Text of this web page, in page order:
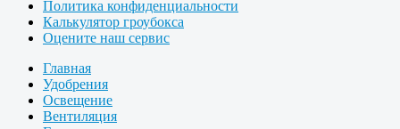
Политика конфиденциальности
Калькулятор гроубокса
Оцените наш сервис
Главная
Удобрения
Освещение
Вентиляция